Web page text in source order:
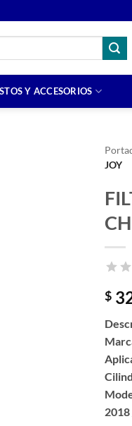
Y ACCESORIOS
JOY
$